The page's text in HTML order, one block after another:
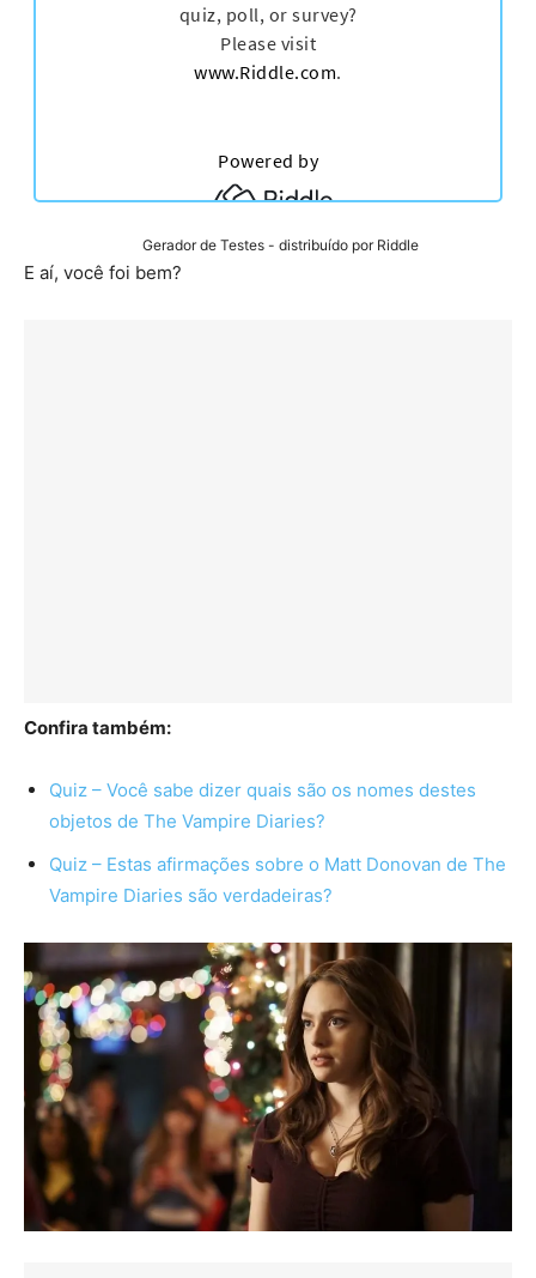
Gerador de Testes- distribuído por Riddle
E aí, você foi bem?
Confira também:
Quiz – Você sabe dizer quais são os nomes destes
objetos de The Vampire Diaries?
Quiz – Estas afirmações sobre o Matt Donovan de The
Vampire Diaries são verdadeiras?